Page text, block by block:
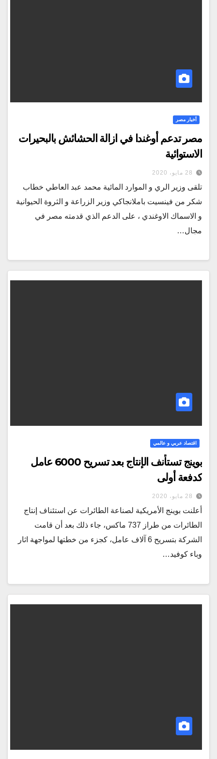
أخبار مصر
مصر تدعم أوغندا في ازالة الحشائش بالبحيرات
الاستوائية
28 مايو، 2020
تلقى وزير الري و الموارد المائية محمد عبد العاطي خطاب
شكر من فينسيت باملانجاكي وزير الزراعة و الثروة الحيوانية
و الاسماك الاوغندي ، على الدعم الذي قدمته مصر في
مجال…
اقتصاد عربي و عالمي
بوينج تستأنف الإنتاج بعد تسريح 6000 عامل
كدفعة أولى
28 مايو، 2020
أعلنت بوينج الأمريكية لصناعة الطائرات عن استئناف إنتاج
الطائرات من طراز 737 ماكس، جاء ذلك بعد أن قامت
الشركة بتسريح 6 آلاف عامل، كجزء من خطتها لمواجهة اثار
وباء كوفيد…